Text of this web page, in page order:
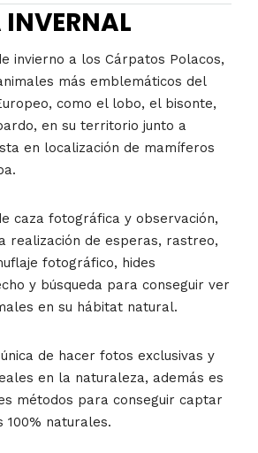
invierno a los Cárpatos Polacos,
más emblemáticos del
como el lobo, el bisonte,
en su territorio junto a
en localización de mamíferos
caza fotográfica y observación,
realización de esperas, rastreo,
fotográfico, hides
y búsqueda para conseguir ver
en su hábitat natural.
de hacer fotos exclusivas y
en la naturaleza, además es
métodos para conseguir captar
naturales.